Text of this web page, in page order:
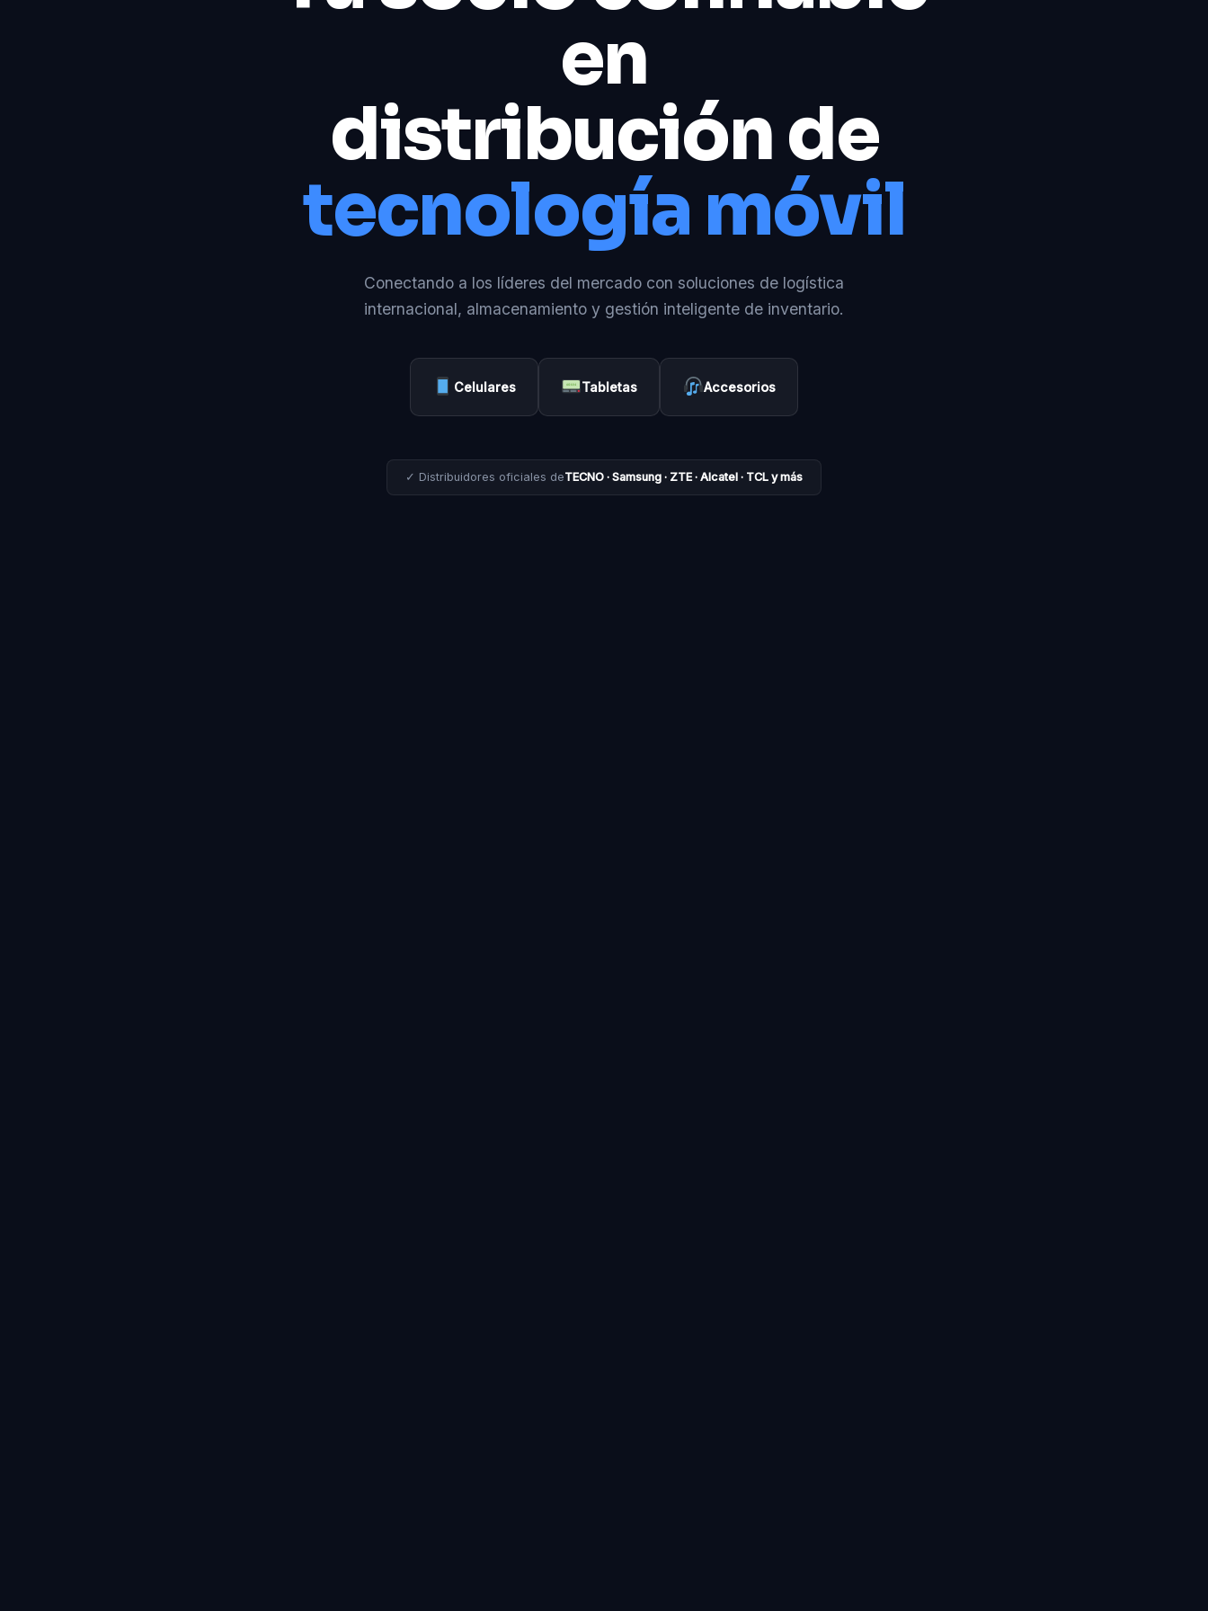
en
distribución de
tecnología móvil
Conectando a los líderes del mercado con soluciones de logística
internacional, almacenamiento y gestión inteligente de inventario.
Celulares Tabletas Accesorios
✓ Distribuidores oficiales deTECNO · Samsung · ZTE · Alcatel · TCL y más